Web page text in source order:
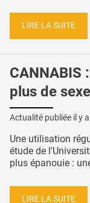
LIRE LA SUITE
CANNABIS
plus de
Actualité publiée il y a
Une utilisation
étude de
plus épanouie :
LIRE LA SUITE